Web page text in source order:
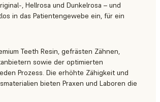
, Hellrosa und Dunkelrosa – und
in das Patientengewebe ein, für ein
Teeth Resin, gefrästen Zähnen,
sowie der optimierten
Prozess. Die erhöhte Zähigkeit und
bieten Praxen und Laboren die